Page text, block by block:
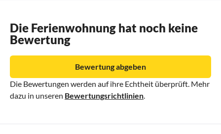
Die Ferienwohnung hat noch keine
Bewertung
Die Bewertungen werden auf ihre Echtheit überprüft. Mehr
dazu in unseren Bewertungsrichtlinien
Bewertung abgeben